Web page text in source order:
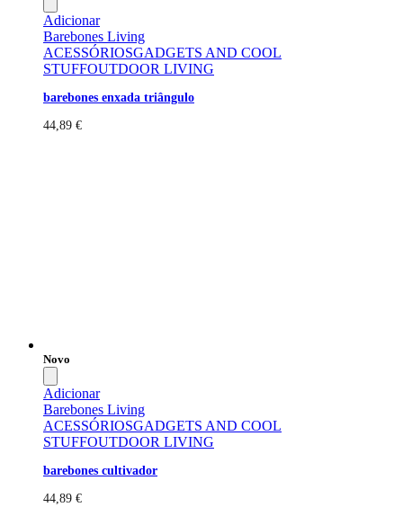
Adicionar
Barebones Living
ACESSÓRIOSGADGETS AND COOL
STUFFOUTDOOR LIVING
barebones enxada triângulo
44,89 €
Novo
Adicionar
Barebones Living
ACESSÓRIOSGADGETS AND COOL
STUFFOUTDOOR LIVING
barebones cultivador
44,89 €